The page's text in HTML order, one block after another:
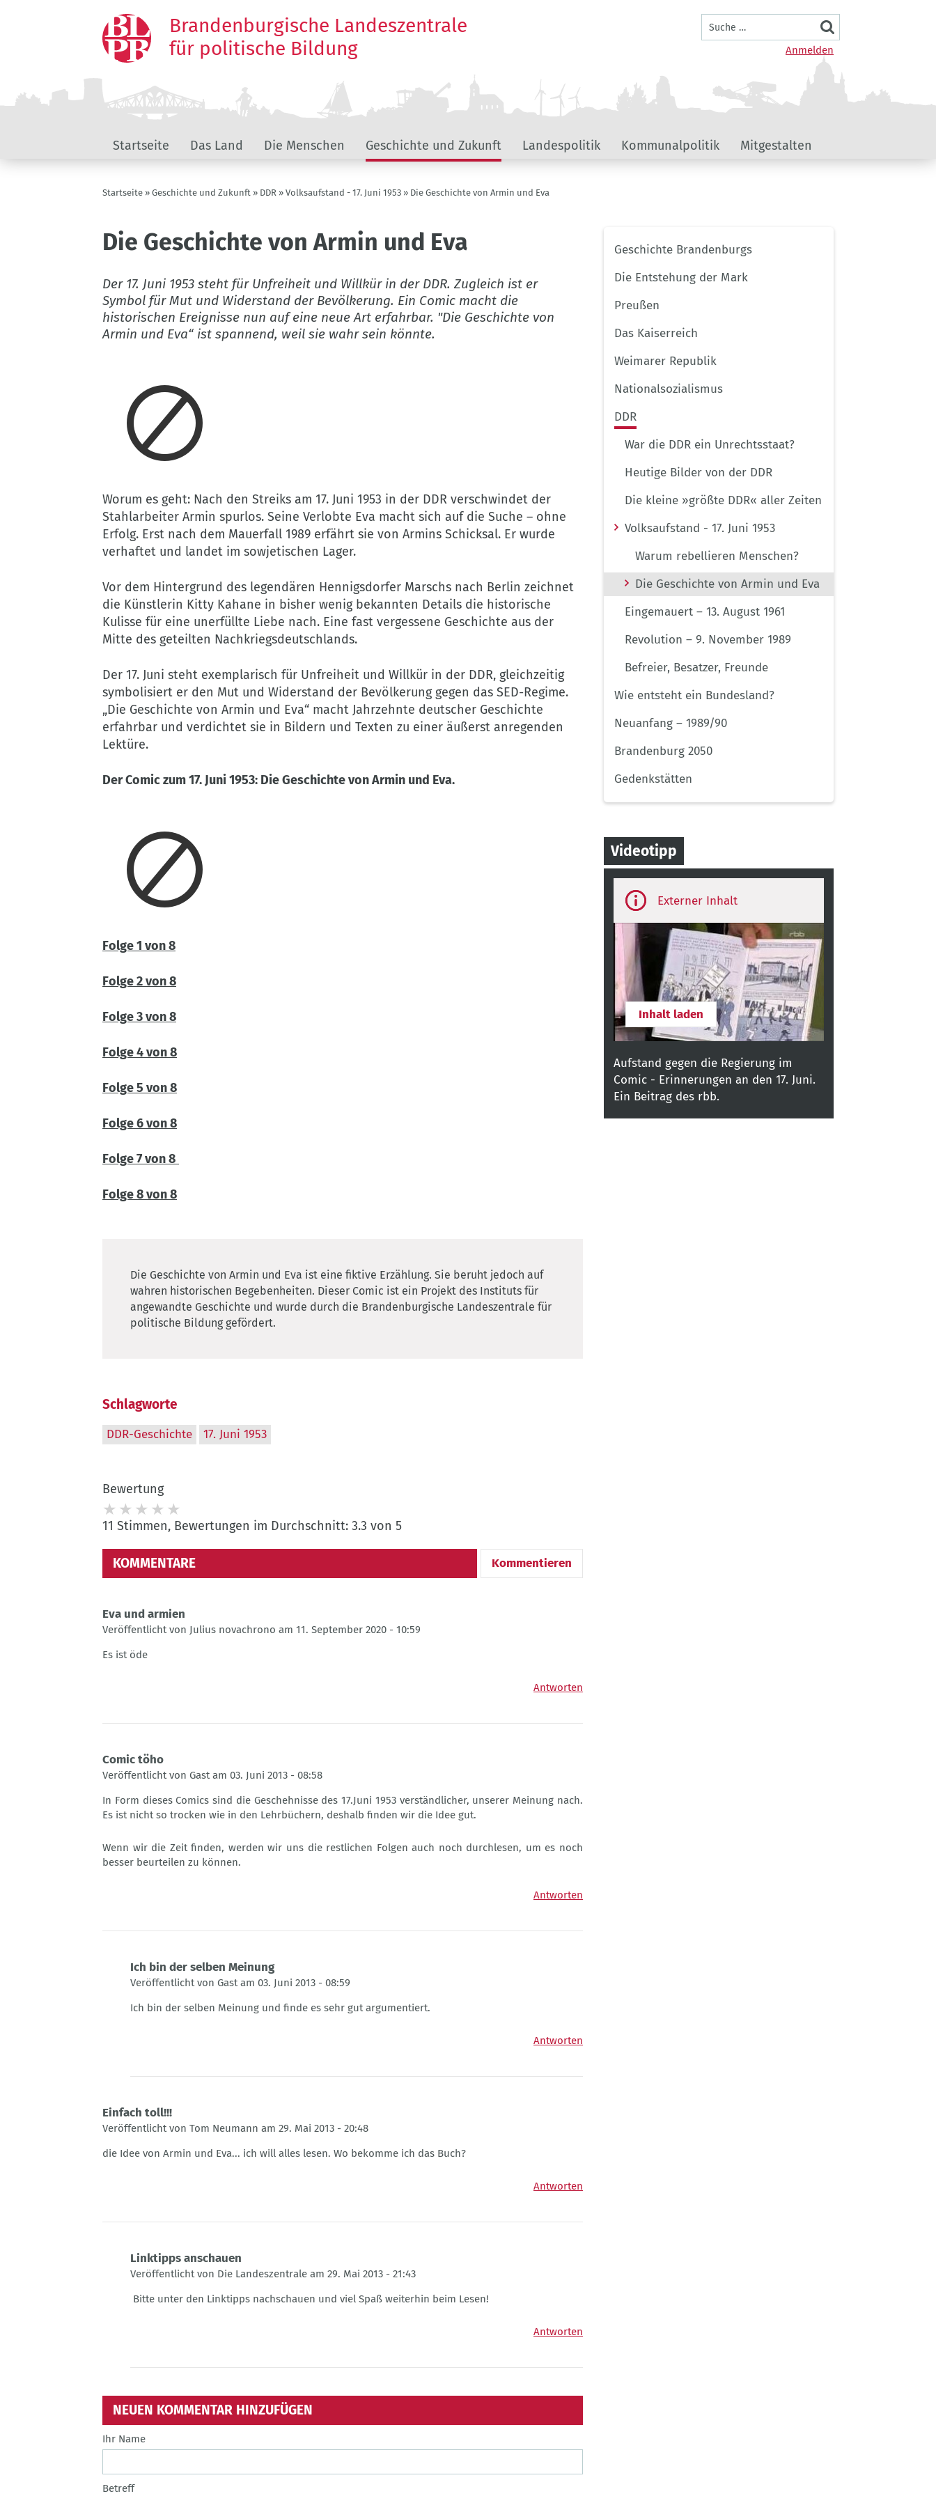
Brandenburgische Landeszentrale
für politische Bildung
Benutzermenü
Anmelden
Suche
Landeskunde
Startseite Das Land Die Menschen Geschichte und Zukunft Landespolitik Kommunalpolitik Mitgestalten
Pfadnavigation
Startseite Geschichte und Zukunft DDR Volksaufstand - 17. Juni 1953 Die Geschichte von Armin und Eva
Die Geschichte von Armin und Eva
Der 17. Juni 1953 steht für Unfreiheit und Willkür in der DDR. Zugleich ist er
Symbol für Mut und Widerstand der Bevölkerung. Ein Comic macht die
historischen Ereignisse nun auf eine neue Art erfahrbar. "Die Geschichte von
Armin und Eva“ ist spannend, weil sie wahr sein könnte.
Worum es geht: Nach den Streiks am 17. Juni 1953 in der DDR verschwindet der
Stahlarbeiter Armin spurlos. Seine Verlobte Eva macht sich auf die Suche – ohne
Erfolg. Erst nach dem Mauerfall 1989 erfährt sie von Armins Schicksal. Er wurde
verhaftet und landet im sowjetischen Lager.
Vor dem Hintergrund des legendären Hennigsdorfer Marschs nach Berlin zeichnet
die Künstlerin Kitty Kahane in bisher wenig bekannten Details die historische
Kulisse für eine unerfüllte Liebe nach. Eine fast vergessene Geschichte aus der
Mitte des geteilten Nachkriegsdeutschlands.
Der 17. Juni steht exemplarisch für Unfreiheit und Willkür in der DDR, gleichzeitig
symbolisiert er den Mut und Widerstand der Bevölkerung gegen das SED-Regime.
„Die Geschichte von Armin und Eva“ macht Jahrzehnte deutscher Geschichte
erfahrbar und verdichtet sie in Bildern und Texten zu einer äußerst anregenden
Lektüre.
Der Comic zum 17. Juni 1953: Die Geschichte von Armin und Eva.
Folge 1 von 8
Folge 2 von 8
Folge 3 von 8
Folge 4 von 8
Folge 5 von 8
Folge 6 von 8
Folge 7 von 8
Folge 8 von 8
Die Geschichte von Armin und Eva ist eine fiktive Erzählung. Sie beruht jedoch auf
wahren historischen Begebenheiten. Dieser Comic ist ein Projekt des Instituts für
angewandte Geschichte und wurde durch die Brandenburgische Landeszentrale für
politische Bildung gefördert.
Schlagworte
DDR-Geschichte 17. Juni 1953
Bewertung
11 Stimmen, Bewertungen im Durchschnitt: 3.3 von 5
KOMMENTARE Kommentieren
Eva und armien
Veröffentlicht von Julius novachrono am 11. September 2020 - 10:59
Es ist öde
Antworten
Comic töho
Veröffentlicht von Gast am 03. Juni 2013 - 08:58
In Form dieses Comics sind die Geschehnisse des 17.Juni 1953 verständlicher, unserer Meinung nach.
Es ist nicht so trocken wie in den Lehrbüchern, deshalb finden wir die Idee gut.
Wenn wir die Zeit finden, werden wir uns die restlichen Folgen auch noch durchlesen, um es noch
besser beurteilen zu können.
Antworten
Ich bin der selben Meinung
Veröffentlicht von Gast am 03. Juni 2013 - 08:59
auf
Ich bin der selben Meinung und finde es sehr gut argumentiert.
Antworten
Einfach toll!!!
Veröffentlicht von Tom Neumann am 29. Mai 2013 - 20:48
die Idee von Armin und Eva... ich will alles lesen. Wo bekomme ich das Buch?
Antworten
Linktipps anschauen
Veröffentlicht von Die Landeszentrale am 29. Mai 2013 - 21:43
auf
Bitte unter den Linktipps nachschauen und viel Spaß weiterhin beim Lesen!
Antworten
NEUEN KOMMENTAR HINZUFÜGEN
Ihr Name
Betreff
Unternavigation
Themenportal
Brandenburg
Geschichte Brandenburgs
Die Entstehung der Mark
Preußen
Das Kaiserreich
Weimarer Republik
Nationalsozialismus
DDR
War die DDR ein Unrechtsstaat?
Heutige Bilder von der DDR
Die kleine »größte DDR« aller Zeiten
Volksaufstand - 17. Juni 1953
Warum rebellieren Menschen?
Die Geschichte von Armin und Eva
Eingemauert – 13. August 1961
Revolution – 9. November 1989
Befreier, Besatzer, Freunde
Wie entsteht ein Bundesland?
Neuanfang – 1989/90
Brandenburg 2050
Gedenkstätten
Videotipp
party
Inhalt laden
Aufstand gegen die Regierung im
Comic - Erinnerungen an den 17. Juni.
Ein Beitrag des rbb.